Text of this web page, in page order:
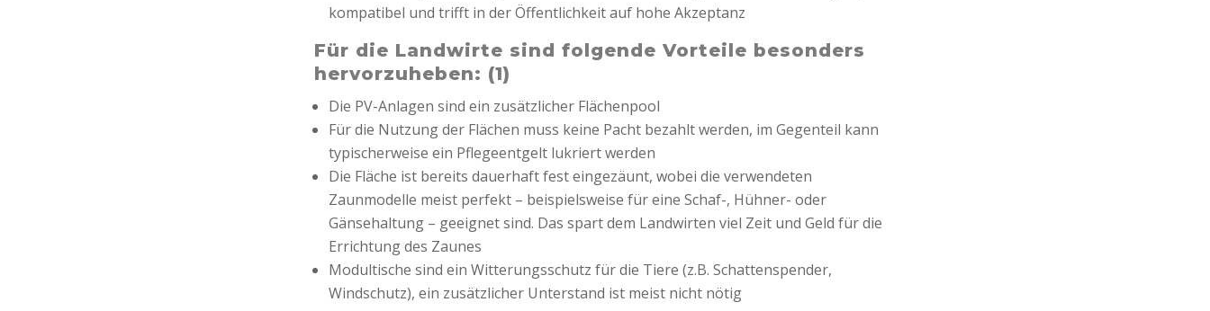
kompatibel und trifft in der Öffentlichkeit auf hohe Akzeptanz
Für die Landwirte sind folgende Vorteile besonders
hervorzuheben: (1)
Die PV-Anlagen sind ein zusätzlicher Flächenpool
Für die Nutzung der Flächen muss keine Pacht bezahlt werden, im Gegenteil kann
typischerweise ein Pflegeentgelt lukriert werden
Die Fläche ist bereits dauerhaft fest eingezäunt, wobei die verwendeten
Zaunmodelle meist perfekt – beispielsweise für eine Schaf-, Hühner- oder
Gänsehaltung – geeignet sind. Das spart dem Landwirten viel Zeit und Geld für die
Errichtung des Zaunes
Modultische sind ein Witterungsschutz für die Tiere (z.B. Schattenspender,
Windschutz), ein zusätzlicher Unterstand ist meist nicht nötig